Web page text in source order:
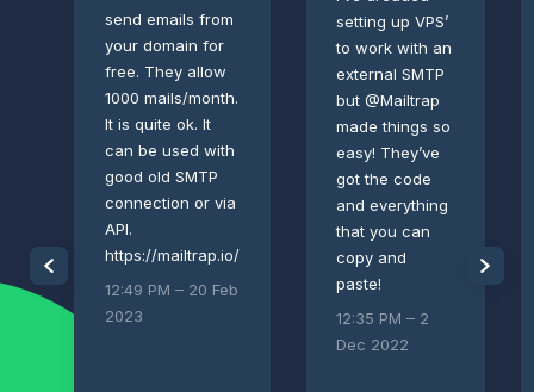
send emails from
your domain for
free. They allow
1000 mails/month.
It is quite ok. It
can be used with
good old SMTP
connection or via
API.
https://mailtrap.io/
12:49 PM – 20 Feb
2023
setting up VPS’
to work with an
external SMTP
but @Mailtrap
made things so
easy! They’ve
got the code
and everything
that you can
copy and
paste!
12:35 PM – 2
Dec 2022